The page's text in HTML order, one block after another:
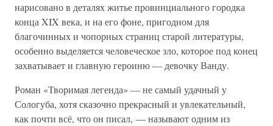
нарисовано в деталях житье провинциального городка
конца XIX века, и на его фоне, пригодном для
благочинных и чопорных страниц старой литературы,
особенно выделяется человеческое зло, которое под конец
захватывает и главную героиню — девочку Ванду.
Роман «Творимая легенда» — не самый удачный у
Сологуба, хотя сказочно прекрасный и увлекательный,
как почти всё, что он писал, — называют одним из